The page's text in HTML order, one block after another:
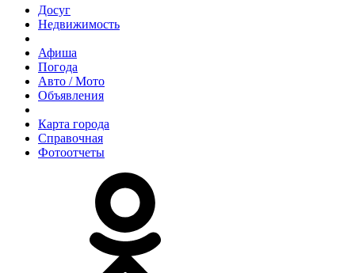
Досуг
Недвижимость
Афиша
Погода
Авто / Мото
Объявления
Карта города
Справочная
Фотоотчеты